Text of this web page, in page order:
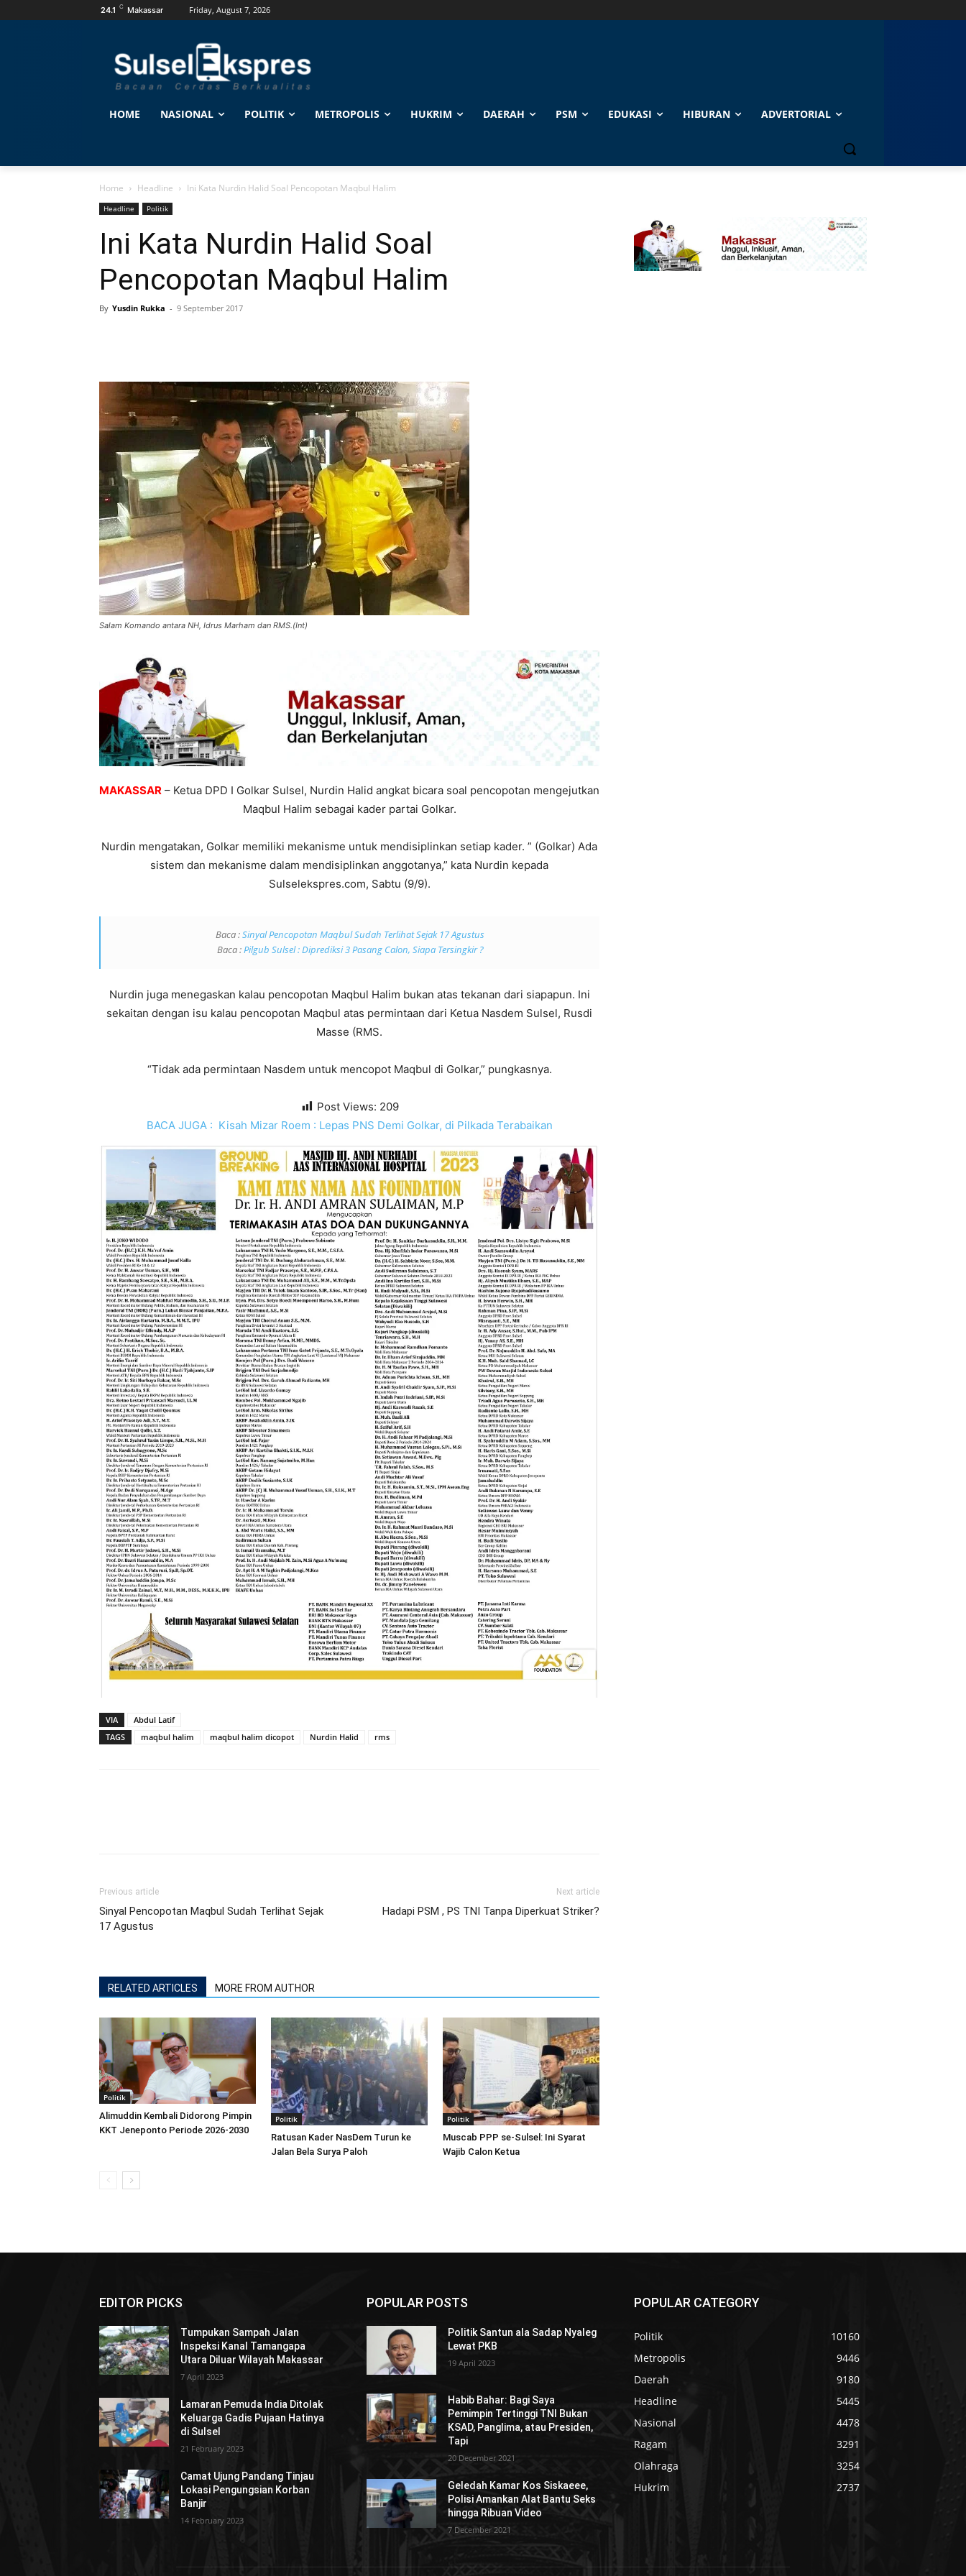
24.1 C Makassar Friday, August 7, 2026
HOME NASIONAL POLITIK METROPOLIS HUKRIM DAERAH PSM EDUKASI HIBURAN ADVERTORIAL
Home Headline Ini Kata Nurdin Halid Soal Pencopotan Maqbul Halim
Headline Politik
Ini Kata Nurdin Halid Soal
Pencopotan Maqbul Halim
By Yusdin Rukka - 9 September 2017
Salam Komando antara NH, Idrus Marham dan RMS.(Int)
MAKASSAR – Ketua DPD I Golkar Sulsel, Nurdin Halid angkat bicara soal pencopotan mengejutkan
Maqbul Halim sebagai kader partai Golkar.
Nurdin mengatakan, Golkar memiliki mekanisme untuk mendisiplinkan setiap kader. ” (Golkar) Ada
sistem dan mekanisme dalam mendisiplinkan anggotanya,” kata Nurdin kepada
Sulselekspres.com, Sabtu (9/9).
Baca :Sinyal Pencopotan Maqbul Sudah Terlihat Sejak 17 Agustus
Baca :Pilgub Sulsel : Diprediksi 3 Pasang Calon, Siapa Tersingkir ?
Nurdin juga menegaskan kalau pencopotan Maqbul Halim bukan atas tekanan dari siapapun. Ini
sekaitan dengan isu kalau pencopotan Maqbul atas permintaan dari Ketua Nasdem Sulsel, Rusdi
Masse (RMS.
“Tidak ada permintaan Nasdem untuk mencopot Maqbul di Golkar,” pungkasnya.
Post Views: 209
BACA JUGA : Kisah Mizar Roem : Lepas PNS Demi Golkar, di Pilkada Terabaikan
VIA
Abdul Latif
TAGS
maqbul halim maqbul halim dicopot Nurdin Halid rms
Previous article
Sinyal Pencopotan Maqbul Sudah Terlihat Sejak
17 Agustus
Next article
Hadapi PSM , PS TNI Tanpa Diperkuat Striker?
RELATED ARTICLES MORE FROM AUTHOR
Politik
Alimuddin Kembali Didorong Pimpin
KKT Jeneponto Periode 2026-2030
Politik
Ratusan Kader NasDem Turun ke
Jalan Bela Surya Paloh
Politik
Muscab PPP se-Sulsel: Ini Syarat
Wajib Calon Ketua
EDITOR PICKS
Tumpukan Sampah Jalan
Inspeksi Kanal Tamangapa
Utara Diluar Wilayah Makassar
7 April 2023
Lamaran Pemuda India Ditolak
Keluarga Gadis Pujaan Hatinya
di Sulsel
21 February 2023
Camat Ujung Pandang Tinjau
Lokasi Pengungsian Korban
Banjir
14 February 2023
POPULAR POSTS
Politik Santun ala Sadap Nyaleg
Lewat PKB
19 April 2023
Habib Bahar: Bagi Saya
Pemimpin Tertinggi TNI Bukan
KSAD, Panglima, atau Presiden,
Tapi
20 December 2021
Geledah Kamar Kos Siskaeee,
Polisi Amankan Alat Bantu Seks
hingga Ribuan Video
7 December 2021
POPULAR CATEGORY
Politik
10160
Metropolis
9446
Daerah
9180
Headline
5445
Nasional
4478
Ragam
3291
Olahraga
3254
Hukrim
2737